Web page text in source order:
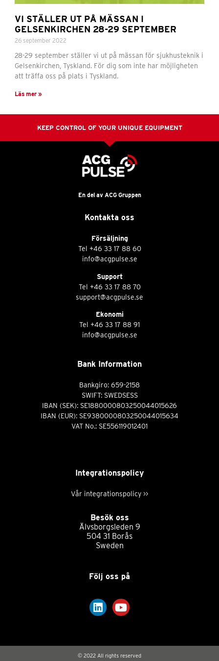
VI STÄLLER UT PÅ MÄSSAN I
GELSENKIRCHEN 28-29 SEPTEMBER
26 september 2022
28-29 september ställer vi ut på mässan för sjukhusteknik i
Gelsenkirchen, Tyskland. För dig som inte har möjligheten
att träffa oss på plats i Tyskland.
Läs mer »
KEEP CONTROL OF YOUR UNIQUE EQUIPMENT
En del av ACG Gruppen
Kontakta oss
Försäljning
Tel +46 33 17 88 60
info@acgpulse.se
Support
Tel +46 33 17 88 70
support@acgpulse.se
Ekonomi
Tel +46 33 17 88 91
info@acgpulse.se
Bank Information
Bankgiro: 659-2158
SWIFT: SWEDSESS
IBAN (SEK): SE1880000803250044015626
IBAN (EUR): SE9380000803250044015634
VAT No.: SE556119012401
Integrationspolicy
Vår integrationspolicy >>
Besök oss
Älvsborgsleden 9
504 31 Borås
Sweden
Följ oss på
© 2022 All rights reserved